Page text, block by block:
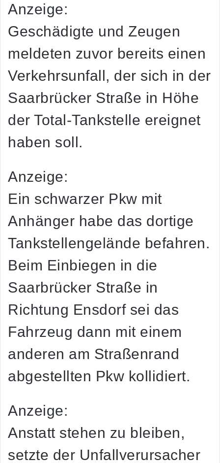
Anzeige:
Geschädigte und Zeugen
meldeten zuvor bereits einen
Verkehrsunfall, der sich in der
Saarbrücker Straße in Höhe
der Total-Tankstelle ereignet
haben soll.
Anzeige:
Ein schwarzer Pkw mit
Anhänger habe das dortige
Tankstellengelände befahren.
Beim Einbiegen in die
Saarbrücker Straße in
Richtung Ensdorf sei das
Fahrzeug dann mit einem
anderen am Straßenrand
abgestellten Pkw kollidiert.
Anzeige:
Anstatt stehen zu bleiben,
setzte der Unfallverursacher